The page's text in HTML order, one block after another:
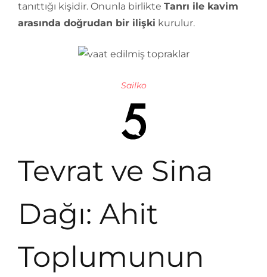
tanıttığı kişidir. Onunla birlikte Tanrı ile kavim
arasında doğrudan bir ilişki kurulur.
Sailko
Tevrat ve Sina
Dağı: Ahit
Toplumunun